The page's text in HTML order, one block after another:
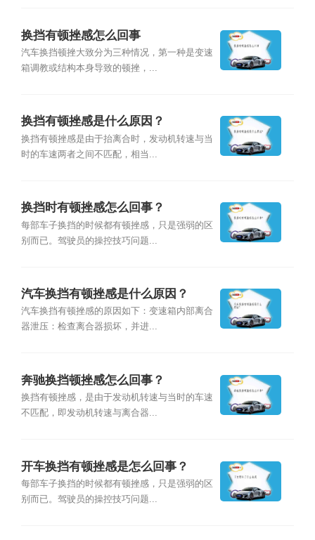
换挡有顿挫感怎么回事
汽车换挡顿挫大致分为三种情况，第一种是变速
箱调教或结构本身导致的顿挫，...
换挡有顿挫感是什么原因？
换挡有顿挫感是由于抬离合时，发动机转速与当
时的车速两者之间不匹配，相当...
换挡时有顿挫感怎么回事？
每部车子换挡的时候都有顿挫感，只是强弱的区
别而已。驾驶员的操控技巧问题...
汽车换挡有顿挫感是什么原因？
汽车换挡有顿挫感的原因如下：变速箱内部离合
器泄压：检查离合器损坏，并进...
奔驰换挡顿挫感怎么回事？
换挡有顿挫感，是由于发动机转速与当时的车速
不匹配，即发动机转速与离合器...
开车换挡有顿挫感是怎么回事？
每部车子换挡的时候都有顿挫感，只是强弱的区
别而已。驾驶员的操控技巧问题...